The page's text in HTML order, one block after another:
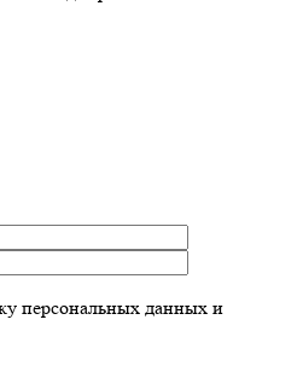
персональных данных и